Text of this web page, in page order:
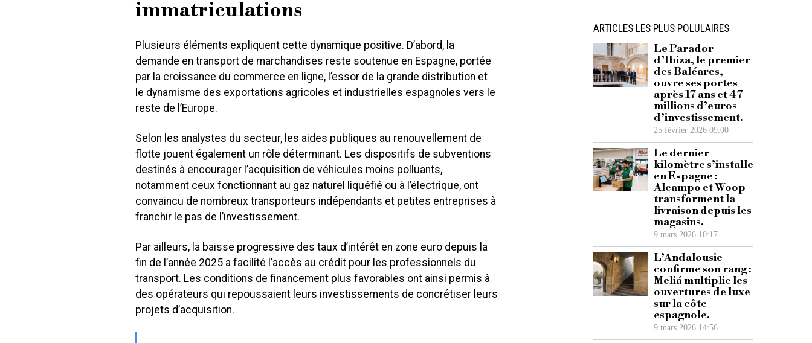
immatriculations
Plusieurs éléments expliquent cette dynamique positive. D’abord, la
demande en transport de marchandises reste soutenue en Espagne, portée
par la croissance du commerce en ligne, l’essor de la grande distribution et
le dynamisme des exportations agricoles et industrielles espagnoles vers le
reste de l’Europe.
Selon les analystes du secteur, les aides publiques au renouvellement de
flotte jouent également un rôle déterminant. Les dispositifs de subventions
destinés à encourager l’acquisition de véhicules moins polluants,
notamment ceux fonctionnant au gaz naturel liquéfié ou à l’électrique, ont
convaincu de nombreux transporteurs indépendants et petites entreprises à
franchir le pas de l’investissement.
Par ailleurs, la baisse progressive des taux d’intérêt en zone euro depuis la
fin de l’année 2025 a facilité l’accès au crédit pour les professionnels du
transport. Les conditions de financement plus favorables ont ainsi permis à
des opérateurs qui repoussaient leurs investissements de concrétiser leurs
projets d’acquisition.
ARTICLES LES PLUS POLULAIRES
Le Parador
d’Ibiza, le premier
des Baléares,
ouvre ses portes
après 17 ans et 47
millions d’euros
d’investissement.
25 février 2026 09:00
Le dernier
kilomètre s’installe
en Espagne :
Alcampo et Woop
transforment la
livraison depuis les
magasins.
9 mars 2026 10:17
L’Andalousie
confirme son rang :
Meliá multiplie les
ouvertures de luxe
sur la côte
espagnole.
9 mars 2026 14:56